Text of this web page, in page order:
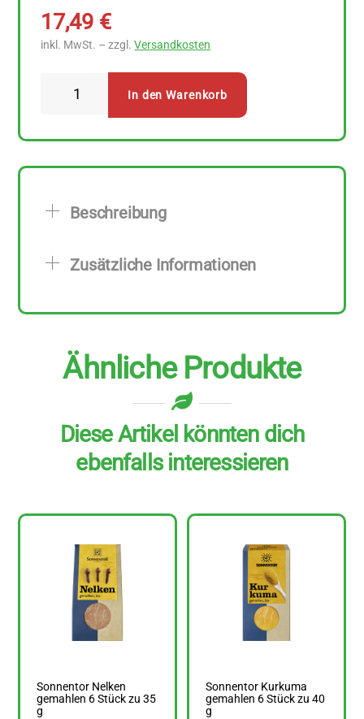
17,49 €
inkl. MwSt. – zzgl.Versandkosten
zu
Menge
In den Warenkorb
Beschreibung
Zusätzliche Informationen
Ähnliche Produkte
Diese Artikel könnten dich
ebenfalls interessieren
Sonnentor Nelken
gemahlen 6 Stück zu 35
g
Sonnentor Kurkuma
gemahlen 6 Stück zu 40
g